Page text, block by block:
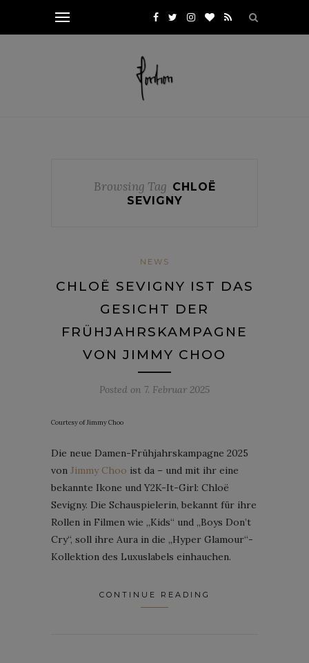
Browsing Tag CHLOË
SEVIGNY
NEWS
CHLOË SEVIGNY IST DAS
GESICHT DER
FRÜHJAHRSKAMPAGNE
VON JIMMY CHOO
Posted on 7. Februar 2025
Courtesy of Jimmy Choo
Die neue Damen-Frühjahrskampagne 2025
von Jimmy Choo ist da – und mit ihr eine
bekannte Ikone und Y2K-It-Girl: Chloë
Sevigny. Die Schauspielerin, bekannt für ihre
Rollen in Filmen wie „Kids“ und „Boys Don’t
Cry“, soll ihre Aura in die „Hyper Glamour“-
Kollektion des Luxuslabels einhauchen.
CONTINUE READING